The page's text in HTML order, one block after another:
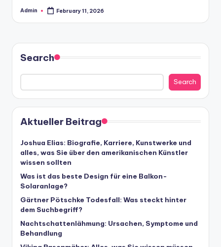
Posted
Admin February 11, 2026
Search
Search
Aktueller Beitrag
Joshua Elias: Biografie, Karriere, Kunstwerke und
alles, was Sie über den amerikanischen Künstler
wissen sollten
Was ist das beste Design für eine Balkon-
Solaranlage?
Gärtner Pötschke Todesfall: Was steckt hinter
dem Suchbegriff?
Nachtschattenlähmung: Ursachen, Symptome und
Behandlung